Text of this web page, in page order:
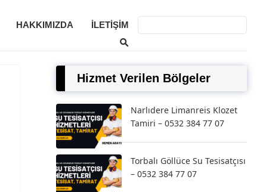
HAKKIMIZDA İLETIŞIM
Hizmet Verilen Bölgeler
Narlıdere Limanreis Klozet
Tamiri – 0532 384 77 07
Torbalı Göllüce Su Tesisatçısı
– 0532 384 77 07